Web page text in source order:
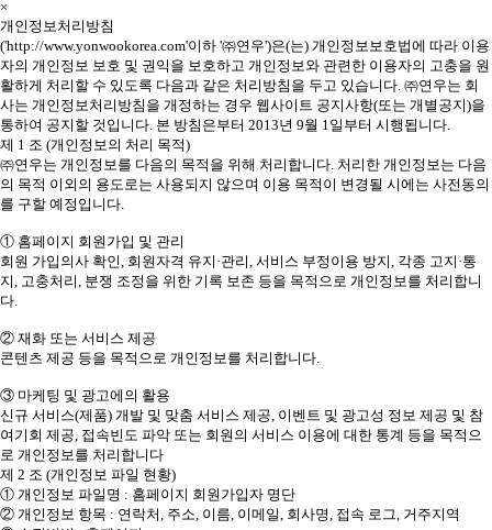
×
개인정보처리방침
('http://www.yonwookorea.com'이하 '㈜연우')은(는) 개인정보보호법에 따라 이용
자의 개인정보 보호 및 권익을 보호하고 개인정보와 관련한 이용자의 고충을 원
활하게 처리할 수 있도록 다음과 같은 처리방침을 두고 있습니다. ㈜연우는 회
사는 개인정보처리방침을 개정하는 경우 웹사이트 공지사항(또는 개별공지)을
통하여 공지할 것입니다. 본 방침은부터 2013년 9월 1일부터 시행됩니다.
제 1 조 (개인정보의 처리 목적)
㈜연우는 개인정보를 다음의 목적을 위해 처리합니다. 처리한 개인정보는 다음
의 목적 이외의 용도로는 사용되지 않으며 이용 목적이 변경될 시에는 사전동의
를 구할 예정입니다.
① 홈페이지 회원가입 및 관리
회원 가입의사 확인, 회원자격 유지·관리, 서비스 부정이용 방지, 각종 고지·통
지, 고충처리, 분쟁 조정을 위한 기록 보존 등을 목적으로 개인정보를 처리합니
다.
② 재화 또는 서비스 제공
콘텐츠 제공 등을 목적으로 개인정보를 처리합니다.
③ 마케팅 및 광고에의 활용
신규 서비스(제품) 개발 및 맞춤 서비스 제공, 이벤트 및 광고성 정보 제공 및 참
여기회 제공, 접속빈도 파악 또는 회원의 서비스 이용에 대한 통계 등을 목적으
로 개인정보를 처리합니다
제 2 조 (개인정보 파일 현황)
① 개인정보 파일명 : 홈페이지 회원가입자 명단
② 개인정보 항목 : 연락처, 주소, 이름, 이메일, 회사명, 접속 로그, 거주지역